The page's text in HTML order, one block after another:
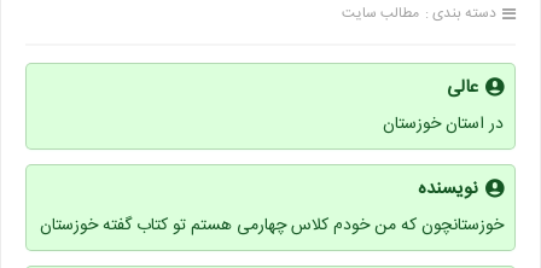
دسته بندی : مطالب سایت
عالی
در استان خوزستان
نویسنده
خوزستانچون که من خودم کلاس چهارمی هستم تو کتاب گفته خوزستان